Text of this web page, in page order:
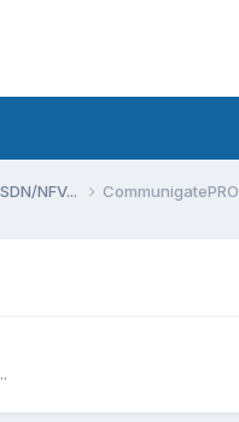
NFV... CommunigatePRO